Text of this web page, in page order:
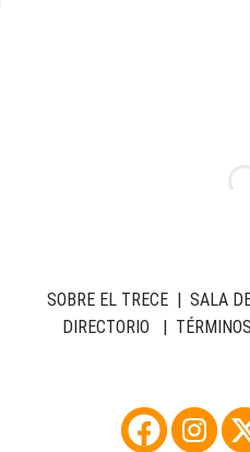
SOBRE EL TRECE| SALA
DIRECTORIO |